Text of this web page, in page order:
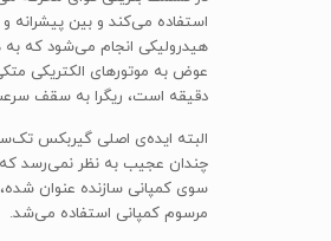
استفاده می‌کند و بین
دقیقه است، ریگرا به سقف سرعت 400 کیلومتر بر ساعت
البته ایده‌ی اصلی گیربکس
مرسوم کمپانی استفاده می‌شد.